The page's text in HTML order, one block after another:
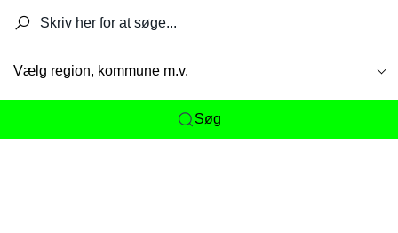
Vælg region, kommune m.v.
Søg